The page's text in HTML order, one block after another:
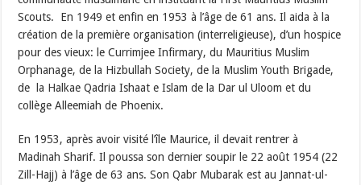
Scouts. En 1949 et enfin en 1953 à l’âge de 61 ans. Il aida à la
création de la première organisation (interreligieuse), d’un hospice
pour des vieux: le Currimjee Infirmary, du Mauritius Muslim
Orphanage, de la Hizbullah Society, de la Muslim Youth Brigade,
de la Halkae Qadria Ishaat e Islam de la Dar ul Uloom et du
collège Alleemiah de Phoenix.
En 1953, après avoir visité l’île Maurice, il devait rentrer à
Madinah Sharif. Il poussa son dernier soupir le 22 août 1954 (22
Zill-Hajj) à l’âge de 63 ans. Son Qabr Mubarak est au Jannat-ul-